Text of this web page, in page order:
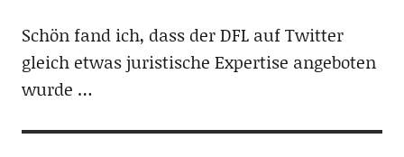
Schön fand ich, dass der DFL auf Twitter
gleich etwas juristische Expertise angeboten
wurde …